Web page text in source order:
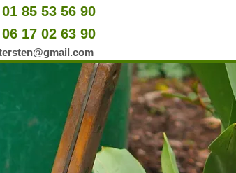
01 85 53 56 90
06 17 02 63 90